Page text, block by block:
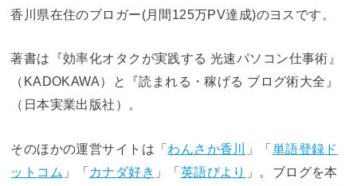
香川県在住のブロガー(月間125万PV達成)のヨスです。
著書は『効率化オタクが実践する 光速パソコン仕事術』
（KADOKAWA）と『読まれる・稼げる ブログ術大全』
（日本実業出版社）。
そのほかの運営サイトは「わんさか香川 」「単語登録ド
ットコム 」「カナダ好き 」「英語びより
」。ブログを本